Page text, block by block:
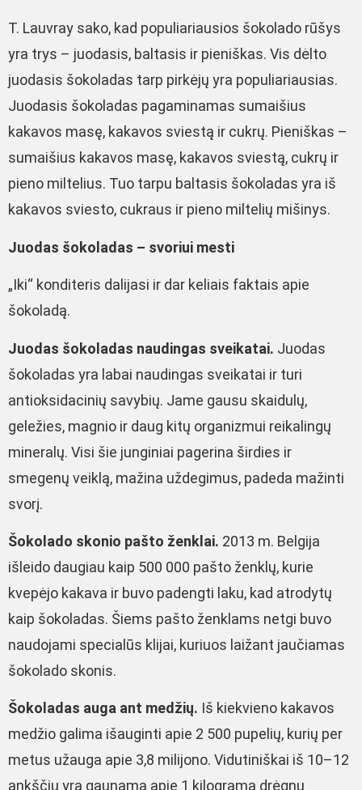
T. Lauvray sako, kad populiariausios šokolado rūšys
yra trys – juodasis, baltasis ir pieniškas. Vis dėlto
juodasis šokoladas tarp pirkėjų yra populiariausias.
Juodasis šokoladas pagaminamas sumaišius
kakavos masę, kakavos sviestą ir cukrų. Pieniškas –
sumaišius kakavos masę, kakavos sviestą, cukrų ir
pieno miltelius. Tuo tarpu baltasis šokoladas yra iš
kakavos sviesto, cukraus ir pieno miltelių mišinys.
Juodas šokoladas – svoriui mesti
„Iki“ konditeris dalijasi ir dar keliais faktais apie
šokoladą.
Juodas šokoladas naudingas sveikatai. Juodas
šokoladas yra labai naudingas sveikatai ir turi
antioksidacinių savybių. Jame gausu skaidulų,
geležies, magnio ir daug kitų organizmui reikalingų
mineralų. Visi šie junginiai pagerina širdies ir
smegenų veiklą, mažina uždegimus, padeda mažinti
svorį.
Šokolado skonio pašto ženklai. 2013 m. Belgija
išleido daugiau kaip 500 000 pašto ženklų, kurie
kvepėjo kakava ir buvo padengti laku, kad atrodytų
kaip šokoladas. Šiems pašto ženklams netgi buvo
naudojami specialūs klijai, kuriuos laižant jaučiamas
šokolado skonis.
Šokoladas auga ant medžių. Iš kiekvieno kakavos
medžio galima išauginti apie 2 500 pupelių, kurių per
metus užauga apie 3,8 milijono. Vidutiniškai iš 10–12
ankščių yra gaunama apie 1 kilogramą drėgnų